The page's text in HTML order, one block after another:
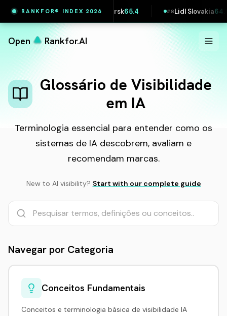
RANKFOR® INDEX 2026
#7 Maersk 65.4 Lidl Slovakia 64.5 #9Zalando
Open Rankfor.AI
Glossário de Visibilidade
em IA
Terminologia essencial para entender como os
sistemas de IA descobrem, avaliam e
recomendam marcas.
New to AI visibility? Start with our complete guide
Navegar por Categoria
Conceitos Fundamentais
Conceitos e terminologia básica de visibilidade IA